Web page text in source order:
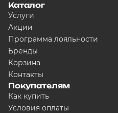
Каталог
Услуги
Акции
Программа лояльности
Бренды
Корзина
Контакты
Покупателям
Как купить
Условия оплаты